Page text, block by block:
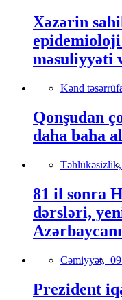
Xəzərin
məsuliyyəti
Kənd
Qonşudan
daha baha
Təhlükəsizlik,
81 il sonra
dərsləri,
Cəmiyyət,
Prezident